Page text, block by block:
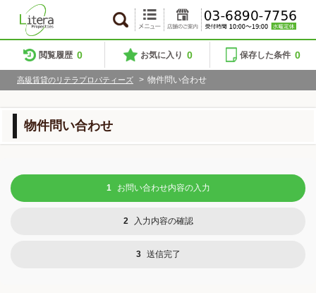
閲覧履歴 0 お気に入り 0 保存した条件 0
高級賃貸のリテラプロパティーズ > 物件問い合わせ
物件問い合わせ
1 お問い合わせ内容の入力
2 入力内容の確認
3 送信完了